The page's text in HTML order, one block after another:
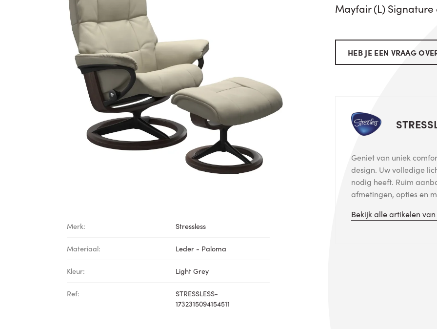
Merk: Stressless
Materiaal: Leder - Paloma
Kleur: Light Grey
Ref:
STRESSLESS-
1732315094154511
Mayfair (L)
HEB JE EEN VRAAG
Geniet van uniek
design. Uw volledige
nodig heeft. Ruim
afmetingen, opties en
Bekijk alle artikelen van